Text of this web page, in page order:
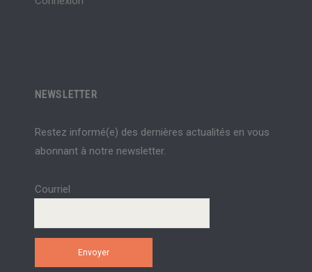
NEWSLETTER
Restez informé(e) des dernières actualités en vous
abonnant à notre newsletter.
Courriel